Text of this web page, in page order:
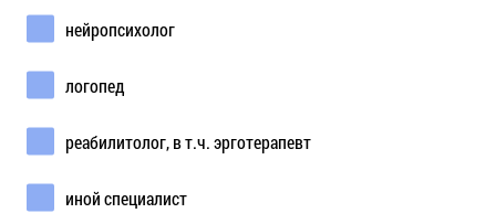
нейропсихолог
логопед
реабилитолог, в т.ч. эрготерапевт
иной специалист